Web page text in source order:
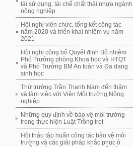
tái sử dụng, tái chế chất thải nhựa ngành
nông nghiệp
Hội nghị viên chức, tổng kết công tác
năm 2020 và triển khai nhiệm vụ năm
2021
Hội nghị công bố Quyết định Bổ nhiệm
Phó Trưởng phòng Khoa học và HTQT
và Phó Trưởng BM An toàn và Đa dạng
sinh học
Thứ trưởng Trần Thanh Nam đến thăm
và làm việc với Viện Môi trường Nông
nghiệp
Những quy định về bảo vệ môi trường
trong thực hiện Luật Trồng trọt
Hội thảo tập huấn công tác bảo vệ môi
trường và các giải pháp khắc phục ô